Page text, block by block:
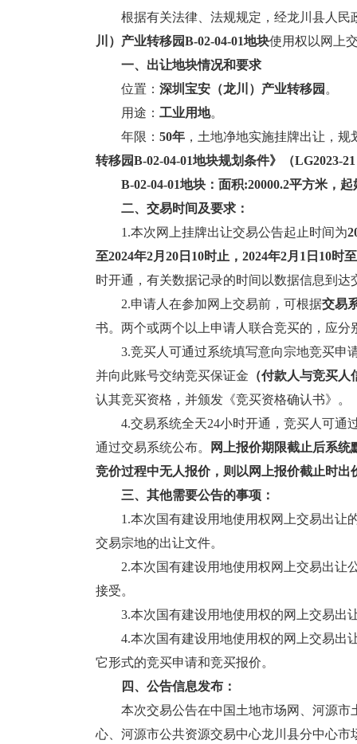
根据有关法律、法规规定，经龙川县人民
川）产业转移园B-02-04-01地块使用权以网上
一、 出让地块情况和要求
位置： 深圳宝安（龙川）产业转移园 。
用途： 工业用地。
年限： 50年 ，土地净地实施挂牌出让，
转移园B-02-04-01地块规划条件》 （LG2023-21
B-02-04-01地块 ：面积:20000.2平方米， 起
二、交易时间及要求：
1.本次网上挂牌出让交易公告起止时间为
至2024年2月 20 日10时止， 2024年2月 1 日 10时
时开通，有关数据记录的时间以数据信息到达
2.申请人在参加网上交易前，可根据交易
书。两个或两个以上申请人联合竞买的，应分
3.竞买人可通过系统填写意向宗地竞买申
并向此账号交纳竞买保证金 （付款人与竞买
认其竞买资格，并颁发《竞买资格确认书》。
4.交易系统全天24小时开通，竞买人可通
通过交易系统公布。
网上报价期限截止后系
竞价过程中无人报价，则以网上报价截止时
三、其他需要公告的事项：
1.本次国有建设用地使用权网上交易出让
交易宗地的出让文件。
2.本次国有建设用地使用权网上交易出让
接受。
3.本次国有建设用地使用权的网上交易出
4.本次国有建设用地使用权的网上交易出
它形式的竞买申请和竞买报价。
四、公告信息发布：
本次交易公告在中国土地市场网、河源市
心、河源市公共资源交易中心龙川县分中心